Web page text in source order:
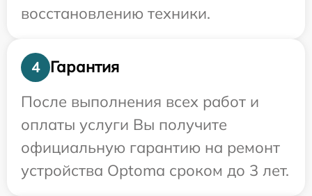
восстановлению техники.
4
Гарантия
После выполнения всех работ и
оплаты услуги Вы получите
официальную гарантию на ремонт
устройства Optoma сроком до 3 лет.